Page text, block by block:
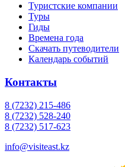
Туристские компании
Туры
Гиды
Времена года
Скачать путеводители
Календарь событий
Контакты
8 (7232) 215-486
8 (7232) 528-240
8 (7232) 517-623
info@visiteast.kz